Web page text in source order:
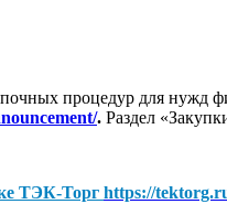
процедур для
. Раздел
ТЭК-Торг https://